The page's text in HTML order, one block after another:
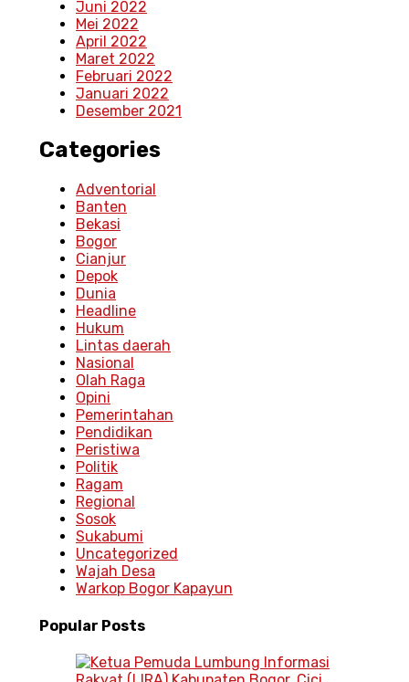
Juni 2022
Mei 2022
April 2022
Maret 2022
Februari 2022
Januari 2022
Desember 2021
Categories
Adventorial
Banten
Bekasi
Bogor
Cianjur
Depok
Dunia
Headline
Hukum
Lintas daerah
Nasional
Olah Raga
Opini
Pemerintahan
Pendidikan
Peristiwa
Politik
Ragam
Regional
Sosok
Sukabumi
Uncategorized
Wajah Desa
Warkop Bogor Kapayun
Popular Posts